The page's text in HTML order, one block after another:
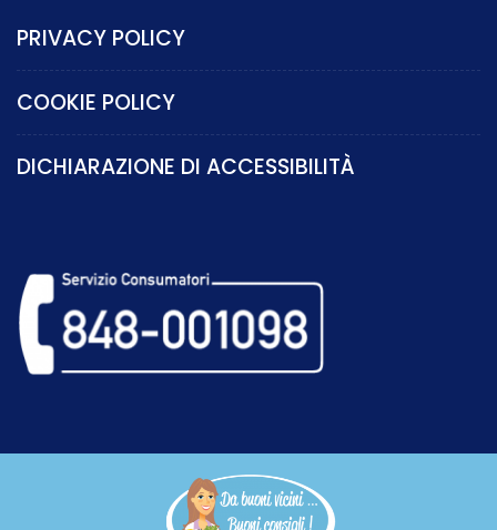
PRIVACY POLICY
COOKIE POLICY
DICHIARAZIONE DI ACCESSIBILITÀ